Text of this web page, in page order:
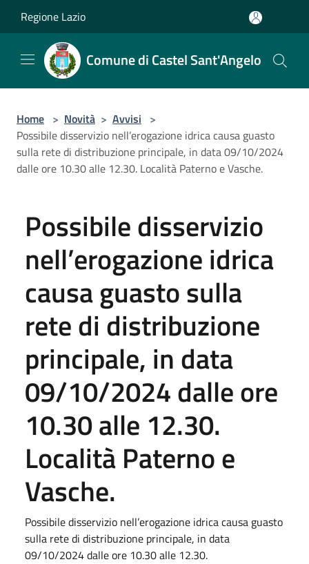
Regione Lazio
Comune di Castel Sant'Angelo
Home > Novità > Avvisi >
Possibile disservizio nell’erogazione idrica causa guasto
sulla rete di distribuzione principale, in data 09/10/2024
dalle ore 10.30 alle 12.30. Località Paterno e Vasche.
Possibile disservizio
nell’erogazione idrica
causa guasto sulla
rete di distribuzione
principale, in data
09/10/2024 dalle ore
10.30 alle 12.30.
Località Paterno e
Vasche.
Possibile disservizio nell’erogazione idrica causa guasto
sulla rete di distribuzione principale, in data
09/10/2024 dalle ore 10.30 alle 12.30.